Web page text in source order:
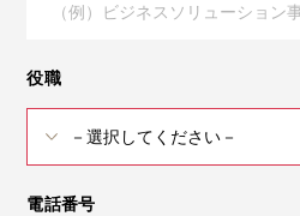
役職
電話番号